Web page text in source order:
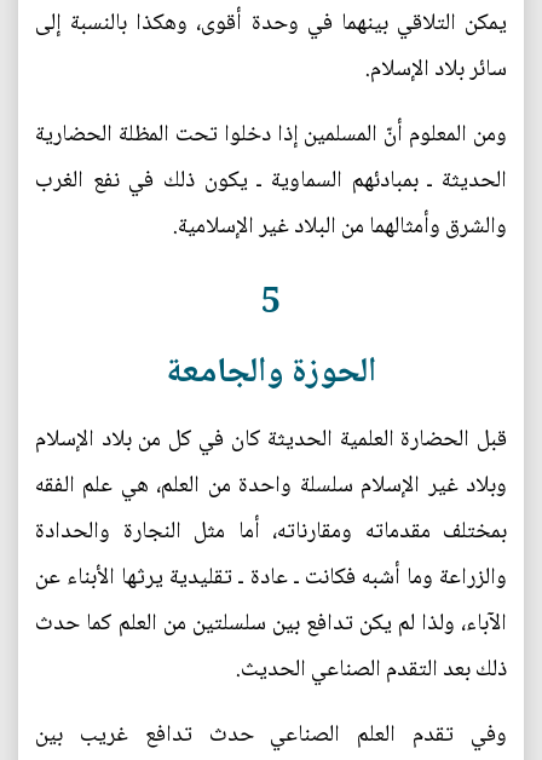
يمكن التلاقي بينهما في وحدة أقوى، وهكذا بالنسبة إلى
سائر بلاد الإسلام.
ومن المعلوم أنّ المسلمين إذا دخلوا تحت المظلة الحضارية
الحديثة ـ بمبادئهم السماوية ـ يكون ذلك في نفع الغرب
والشرق وأمثالهما من البلاد غير الإسلامية.
5
الحوزة والجامعة
قبل الحضارة العلمية الحديثة كان في كل من بلاد الإسلام
وبلاد غير الإسلام سلسلة واحدة من العلم، هي علم الفقه
بمختلف مقدماته ومقارناته، أما مثل النجارة والحدادة
والزراعة وما أشبه فكانت ـ عادة ـ تقليدية يرثها الأبناء عن
الآباء، ولذا لم يكن تدافع بين سلسلتين من العلم كما حدث
ذلك بعد التقدم الصناعي الحديث.
وفي تقدم العلم الصناعي حدث تدافع غريب بين